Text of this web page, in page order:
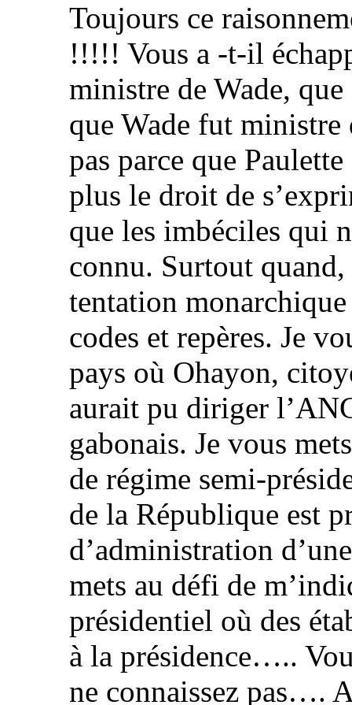
Toujours ce
!!!!! Vous a -t-il
ministre de Wade,
que Wade fut
pas parce que
plus le droit de
que les imbéciles qui
connu. Surtout
tentation
codes et repères. Je
pays où Ohayon,
aurait pu diriger
gabonais. Je vous
de régime semi-
de la République est
d’administration
mets au défi de
présidentiel où des
à la présidence…..
ne connaissez pas….